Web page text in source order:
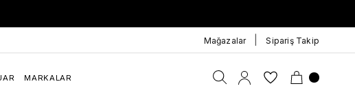
Mağazalar Sipariş Takip
MARKALAR